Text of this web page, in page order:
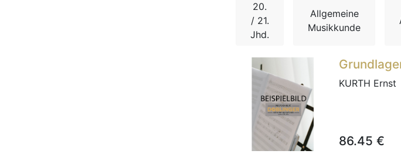
20.
/ 21.
Jhd.
Allgemeine
Musikkunde
KURTH Ernst
86.45 €